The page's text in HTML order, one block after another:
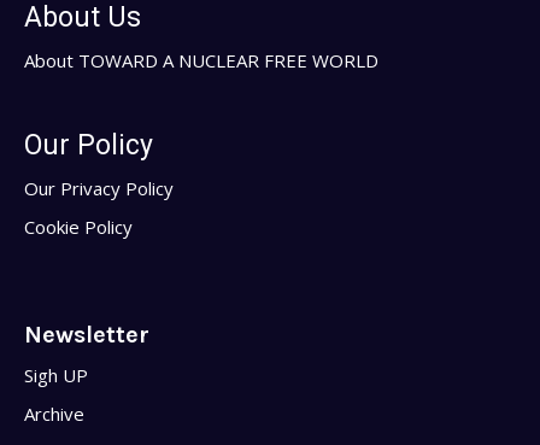
About Us
About TOWARD A NUCLEAR FREE WORLD
Our Policy
Our Privacy Policy
Cookie Policy
Newsletter
Sigh UP
Archive